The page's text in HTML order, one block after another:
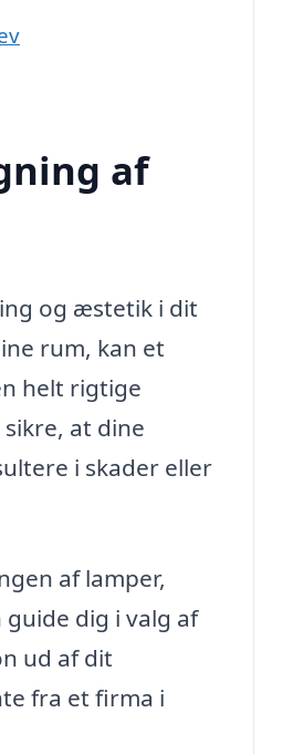
af
og æstetik i dit
rum, kan et
helt rigtige
at dine
i skader eller
af lamper,
dig i valg af
ud af dit
fra et firma i